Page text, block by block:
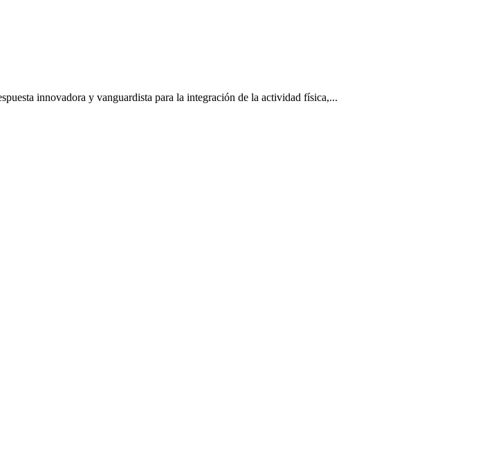
innovadora y vanguardista para la integración de la actividad física,...